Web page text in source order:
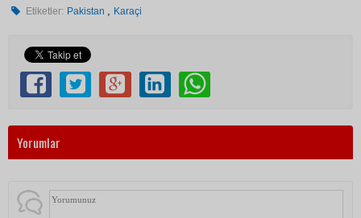
Etiketler: Pakistan , Karaçi
Yorumlar